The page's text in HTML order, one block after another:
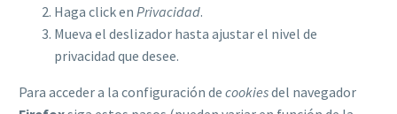
Haga click en Privacidad.
Mueva el deslizador hasta ajustar el nivel de
privacidad que desee.
Para acceder a la configuración de cookiesdel navegador